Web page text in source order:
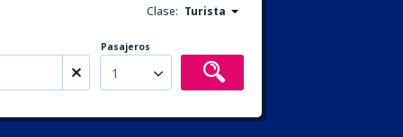
Clase: Turista
Pasajeros
1